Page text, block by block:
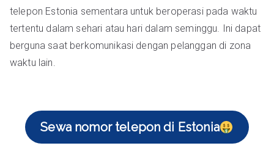
telepon Estonia sementara untuk beroperasi pada waktu
tertentu dalam sehari atau hari dalam seminggu. Ini dapat
berguna saat berkomunikasi dengan pelanggan di zona
waktu lain.
Sewa nomor telepon di Estonia